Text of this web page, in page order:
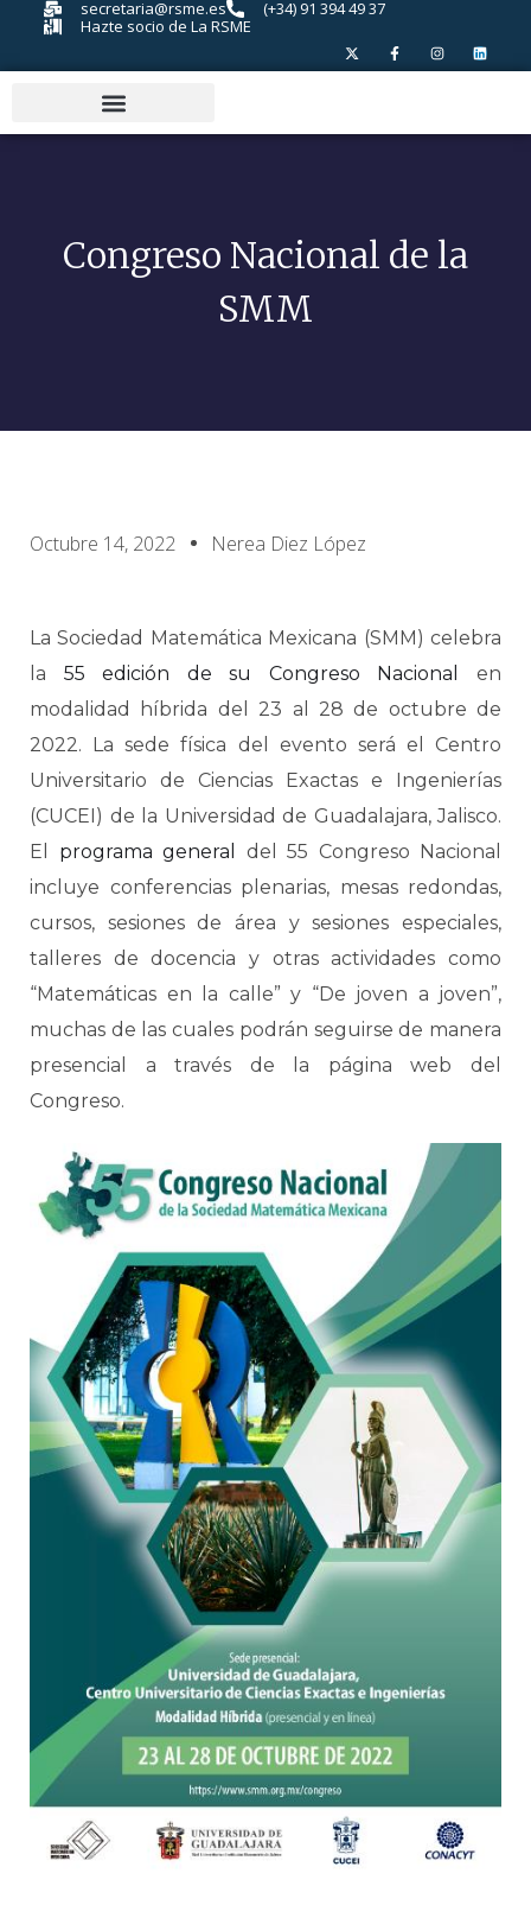
secretaria@rsme.es
(+34) 91 394 49 37
Hazte socio de La RSME
Congreso Nacional de la
SMM
Octubre 14, 2022 Nerea Diez López
La Sociedad Matemática Mexicana (SMM) celebra
la 55 edición de su Congreso Nacional
en
modalidad híbrida del 23 al 28 de octubre de
2022. La sede física del evento será el Centro
Universitario de Ciencias Exactas e Ingenierías
(CUCEI) de la Universidad de Guadalajara, Jalisco.
El programa general
del 55 Congreso Nacional
incluye conferencias plenarias, mesas redondas,
cursos, sesiones de área y sesiones especiales,
talleres de docencia y otras actividades como
“Matemáticas en la calle” y “De joven a joven”,
muchas de las cuales podrán seguirse de manera
presencial a través de la página web del
Congreso.